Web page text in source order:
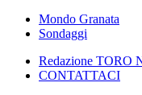
Mondo Granata
Sondaggi
Redazione TORO
CONTATTACI